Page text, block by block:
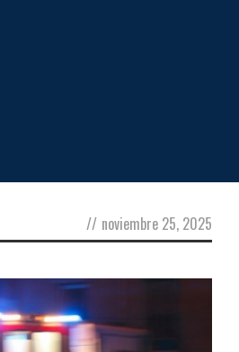
// noviembre 25, 2025